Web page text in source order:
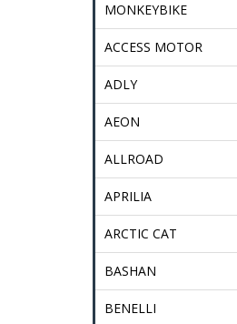
MONKEYBIKE
ACCESS MOTOR
ADLY
AEON
ALLROAD
APRILIA
ARCTIC CAT
BASHAN
BENELLI